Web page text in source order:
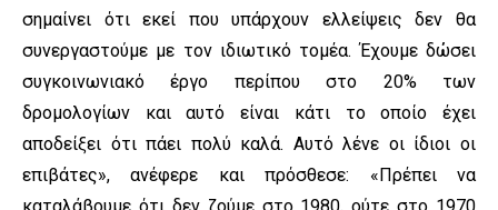
σημαίνει ότι εκεί που υπάρχουν ελλείψεις δεν θα
συνεργαστούμε με τον ιδιωτικό τομέα. Έχουμε δώσει
συγκοινωνιακό έργο περίπου στο 20% των
δρομολογίων και αυτό είναι κάτι το οποίο έχει
αποδείξει ότι πάει πολύ καλά. Αυτό λένε οι ίδιοι οι
επιβάτες», ανέφερε και πρόσθεσε: «Πρέπει να